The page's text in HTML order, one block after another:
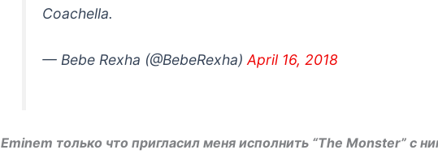
Coachella.
— Bebe Rexha (@BebeRexha)April 16, 2018
Eminem только что пригласил меня исполнить “The Monster” с